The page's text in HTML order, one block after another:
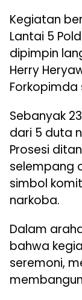
Kegiatan
Lantai 5
dipimpin
Herry
Sebanyak
dari 5 duta
Prosesi
selempang
simbol
narkoba.
Dalam
bahwa
seremoni,